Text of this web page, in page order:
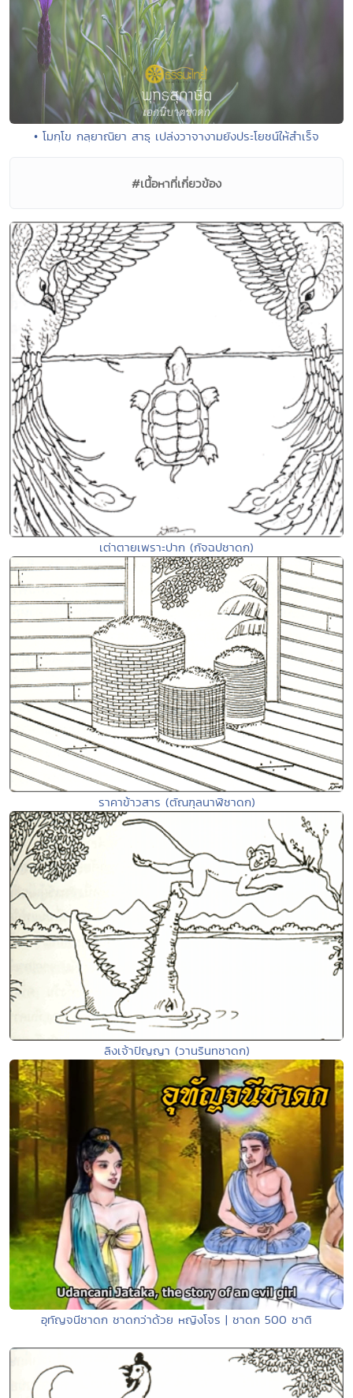
• โมกฺโข กลฺยาณิยา สาธุ เปล่งวาจางามยังประโยชน์ให้สำเร็จ
#เนื้อหาที่เกี่ยวข้อง
เต่าตายเพราะปาก (กัจฉปชาดก)
ราคาข้าวสาร (ตัณฑุลนาฬิชาดก)
ลิงเจ้าปัญญา (วานรินทชาดก)
อุทัญจนีชาดก ชาดกว่าด้วย หญิงโจร | ชาดก 500 ชาติ